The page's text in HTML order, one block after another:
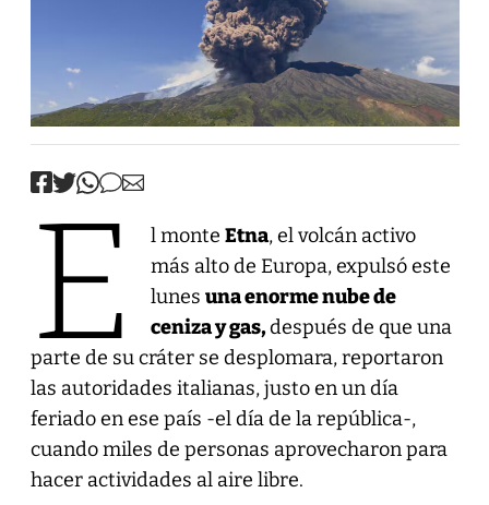
E l monte Etna, el volcán activo
más alto de Europa, expulsó este
lunes una enorme nube de
ceniza y gas,después de que una
parte de su cráter se desplomara, reportaron
las autoridades italianas, justo en un día
feriado en ese país -el día de la república-,
cuando miles de personas aprovecharon para
hacer actividades al aire libre.